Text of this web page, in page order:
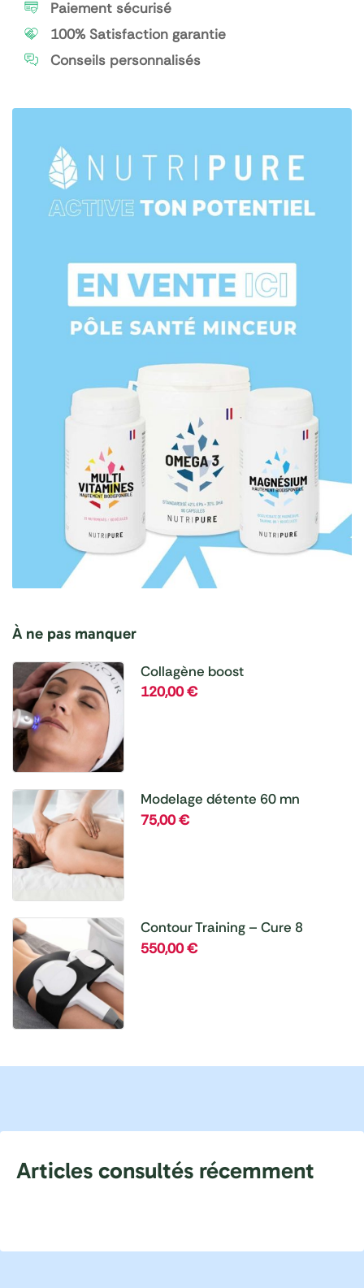
Paiement sécurisé
100% Satisfaction garantie
Conseils personnalisés
À ne pas manquer
Collagène boost
120,00€
Modelage détente 60 mn
75,00€
Contour Training – Cure 8
séances
550,00€
Articles consultés récemment